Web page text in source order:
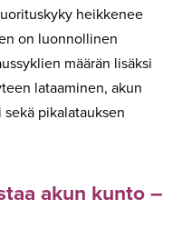
heikkenee
on luonnollinen
määrän lisäksi
lataaminen, akun
pikalatauksen
akun kunto –